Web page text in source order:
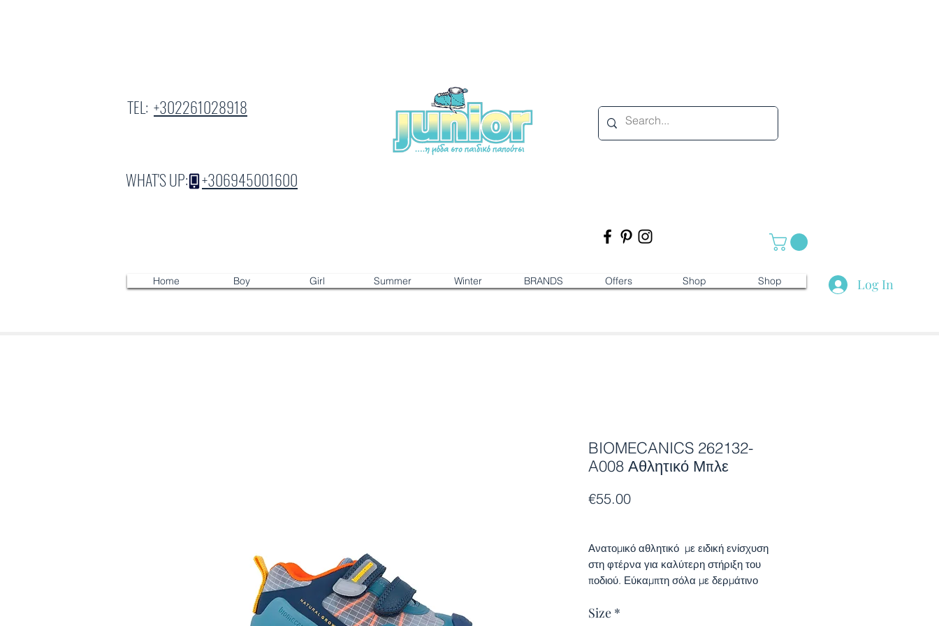
TEL: +302261028918
WHAT'S UP:+306945001600
Home Boy Girl Summer Winter BRANDS Offers Shop Shop Log In
BIOMECANICS 262132-
A008 Αθλητικό Μπλε
€55.00Price
Ανατομικό αθλητικό με ειδική ενίσχυση
στη φτέρνα για καλύτερη στήριξη του
ποδιού. Εύκαμπτη σόλα με δερμάτινο
ευκολία στην εφαρμογή.
Size *